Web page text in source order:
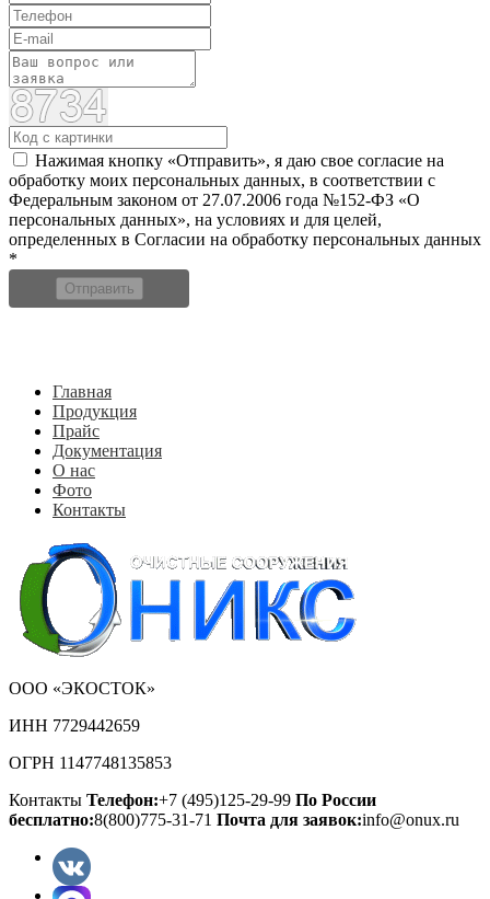
Нажимая кнопку «Отправить», я даю свое согласие на
обработку моих персональных данных, в соответствии с
Федеральным законом от 27.07.2006 года №152-ФЗ «О
персональных данных», на условиях и для целей,
определенных в Согласии на обработку персональных данных
*
Отправить
Главная
Продукция
Прайс
Документация
О нас
Фото
Контакты
ООО «ЭКОСТОК»
ИНН 7729442659
ОГРН 1147748135853
Контакты Телефон:+7 (495)125-29-99 По России
бесплатно:8(800)775-31-71 Почта для заявок:info@onux.ru